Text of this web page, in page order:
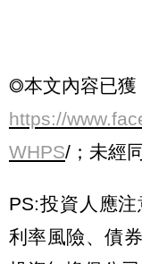
◎本文內容已獲
https://
WHPS/；未經
PS:投資人應
利率風險、債